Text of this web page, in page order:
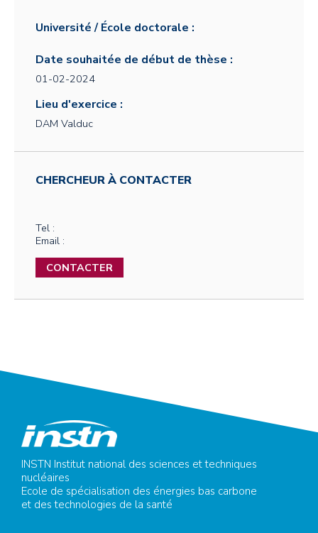
Université / École doctorale :
Date souhaitée de début de thèse :
01-02-2024
Lieu d'exercice :
DAM Valduc
CHERCHEUR À CONTACTER
Tel :
Email :
CONTACTER
INSTN Institut national des sciences et techniques
nucléaires
Ecole de spécialisation des énergies bas carbone
et des technologies de la santé